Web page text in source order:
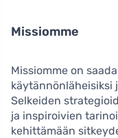
Missiomme
Missiomme on
käytännönläheisiksi
Selkeiden
ja inspiroivien
kehittämään